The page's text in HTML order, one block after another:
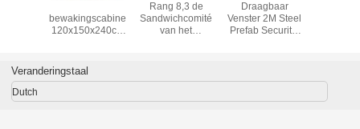
Buis
Bureau
bewakingscabine
120x150x240cm
Rang 8,3 de
Sandwichcomité
van het
Draagbaar
Venster 2M Steel
Prefab Security-
Veranderingstaal
Dutch